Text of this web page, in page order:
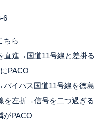
6
ちら
進→国道11号線と差掛る
PACO
イパス国道11号線を徳島
を左折→信号を二つ過ぎる
がPACO